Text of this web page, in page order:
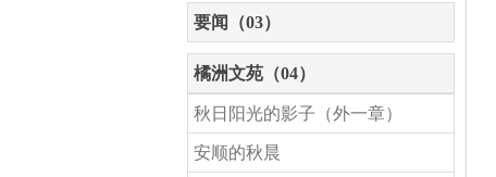
要闻（03）
橘洲文苑（04）
秋日阳光的影子（外一章）
安顺的秋晨